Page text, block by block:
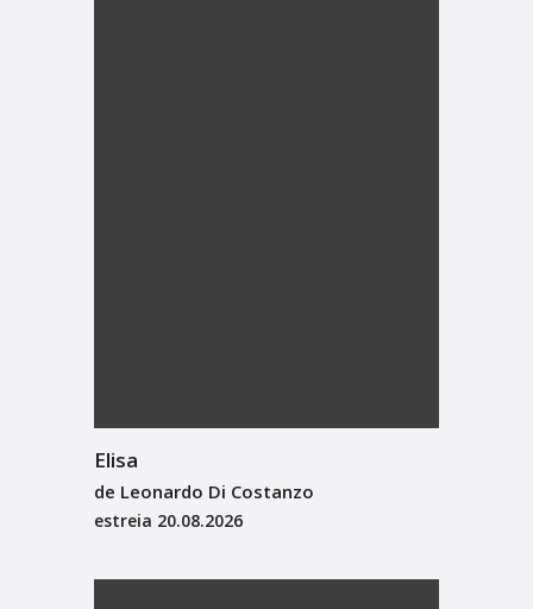
Elisa
de Leonardo Di Costanzo
estreia 20.08.2026